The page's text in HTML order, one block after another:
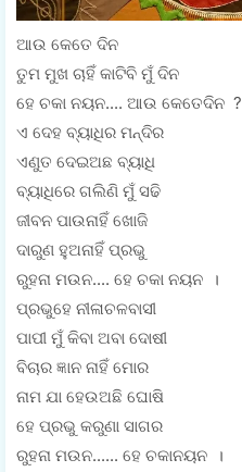
ଆଉ କେତେ ଦିନ
ତୁମ ମୁଖ ଚାହିଁ କାଟିବି ମୁଁ ଦିନ
ହେ ଚକା ନୟନ.... ଆଉ କେତେଦିନ ?
ଏ ଦେହ ବ୍ୟାଧିର ମନ୍ଦିର
ଏଣୁତ ଦେଇଅଛ ବ୍ୟାଧି
ବ୍ୟାଧିରେ ଗଲିଣି ମୁଁ ସଢି
ଜୀବନ ପାଉନାହିଁ ଖୋଜି
ଦାରୁଣ ହୁଅନାହିଁ ପ୍ରଭୁ
ରୁହନା ମଉନ.... ହେ ଚକା ନୟନ ।
ପ୍ରଭୁହେ ନୀଳାଚଳବାସୀ
ପାପୀ ମୁଁ କିବା ଅବା ଦୋଷୀ
ବିଚାର ଜ୍ଞାନ ନାହିଁ ମୋର
ନାମ ଯା ହେଉଅଛି ଘୋଷି
ହେ ପ୍ରଭୁ କରୁଣା ସାଗର
ରୁହନା ମଉନ...... ହେ ଚକାନୟନ ।